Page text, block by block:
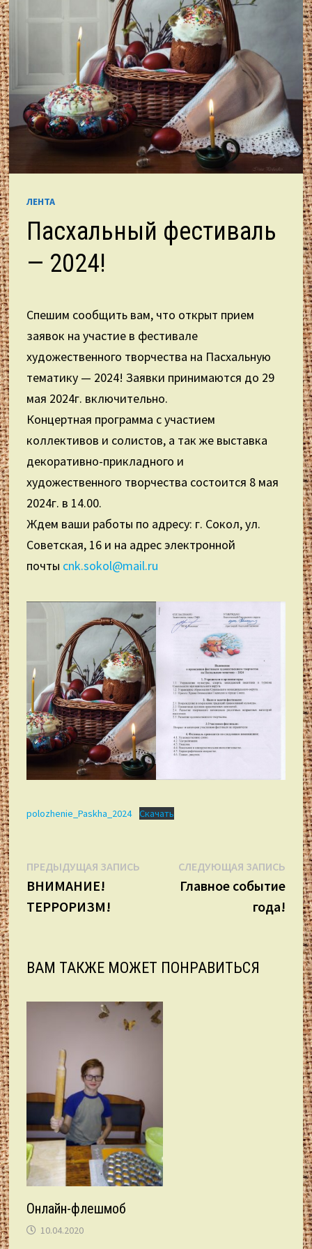
ЛЕНТА
Пасхальный фестиваль
— 2024!
Спешим сообщить вам, что открыт прием
заявок на участие в фестивале
художественного творчества на Пасхальную
тематику — 2024! Заявки принимаются до 29
мая 2024г. включительно.
Концертная программа с участием
коллективов и солистов, а так же выставка
декоративно-прикладного и
художественного творчества состоится 8 мая
2024г. в 14.00.
Ждем ваши работы по адресу: г. Сокол, ул.
Советская, 16 и на адрес электронной
почты cnk.sokol@mail.ru
polozhenie_Paskha_2024 Скачать
Навигация
по
ПРЕДЫДУЩАЯ ЗАПИСЬ Предыдущая
ВНИМАНИЕ!
ТЕРРОРИЗМ!
СЛЕДУЮЩАЯ ЗАПИСЬ
Главное событие
года!
ВАМ ТАКЖЕ МОЖЕТ ПОНРАВИТЬСЯ
Онлайн-флешмоб
10.04.2020